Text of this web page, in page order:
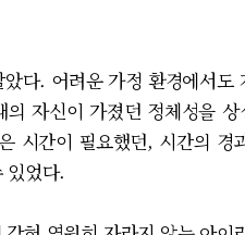
다. 어려운 가정 환경에서도
자신이 가졌던 정체성을 상
시간이 필요했던, 시간의 경
있었다.